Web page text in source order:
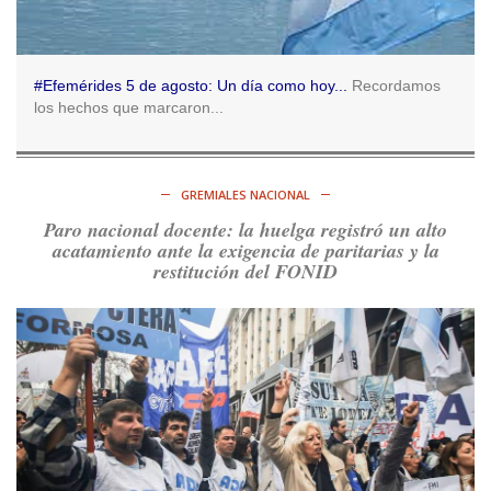
RT @caortega64:https://t.co/q6PsJKqeuz
Consenso Patagónico
derechos y por su organización. Hoy lo vuelven a intentar.
Ver en X
@consensopatagon
5d
RT@caortega64: A #50AñosDelGolpe, la memoria es
presente y es futuro. https://t.co/uhRcKnCCc5
Ver en X
Consenso Patagónico
@consensopatagon
5d
#Efemérides 5 de agosto: Un día como hoy... Recordamos
los hechos que marcaron...
GREMIALES NACIONAL
Paro nacional docente: la huelga registró un alto
acatamiento ante la exigencia de paritarias y la
restitución del FONID